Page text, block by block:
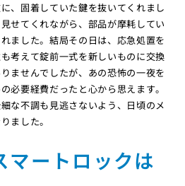
、固着していた鍵を抜いてくれまし
せてくれながら、部品が摩耗してい
ました。結局その日は、応急処置を
考えて錠前一式を新しいものに交換
ませんでしたが、あの恐怖の一夜を
必要経費だったと心から思えます。
な不調も見逃さないよう、日頃のメ
ました。
マートロックは